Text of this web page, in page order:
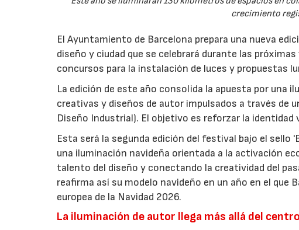
crecimiento
El Ayuntamiento de Barcelona prepara una nueva
diseño y ciudad que se celebrará durante las
concursos para la instalación de luces y propuestas
La edición de este año consolida la apuesta por una
creativas y diseños de autor impulsados a través de
Diseño Industrial). El objetivo es reforzar la
Esta será la segunda edición del festival bajo el sello
una iluminación navideña orientada a la activación
talento del diseño y conectando la creatividad del
reafirma así su modelo navideño en un año en el que
europea de la Navidad 2026.
La iluminación de autor llega más allá del